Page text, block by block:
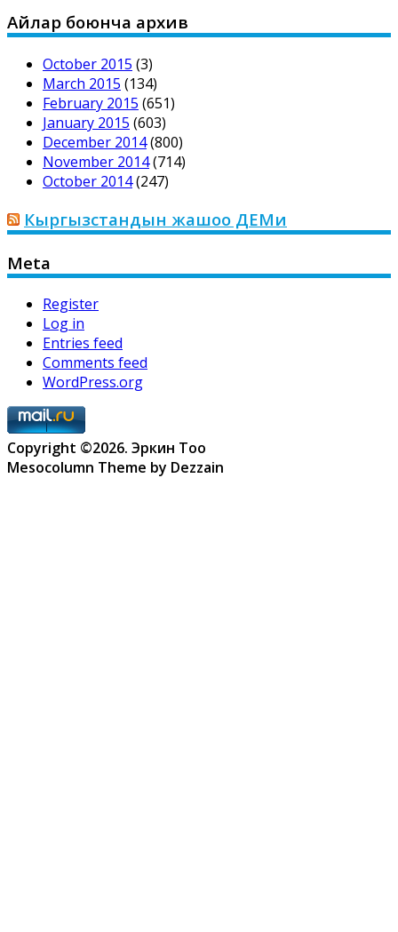
Айлар боюнча архив
October 2015 (3)
March 2015 (134)
February 2015 (651)
January 2015 (603)
December 2014(800)
November 2014(714)
October 2014(247)
Кыргызстандын жашоо ДЕМи
Meta
Register
Log in
Entries feed
Comments feed
WordPress.org
Copyright ©2026. Эркин Тоо
Mesocolumn Theme by Dezzain